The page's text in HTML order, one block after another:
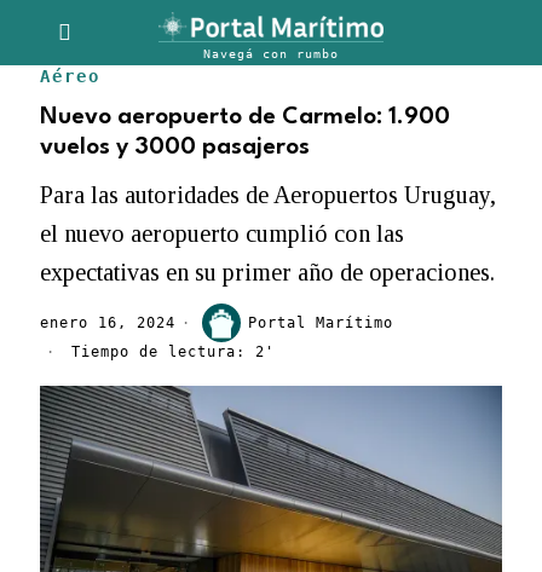
Aéreo
Nuevo aeropuerto de Carmelo: 1.900
vuelos y 3000 pasajeros
Para las autoridades de Aeropuertos Uruguay,
el nuevo aeropuerto cumplió con las
expectativas en su primer año de operaciones.
enero 16, 2024
Portal Marítimo
Tiempo de lectura: 2'